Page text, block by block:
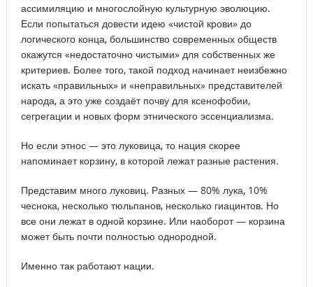
ассимиляцию и многослойную культурную эволюцию.
Если попытаться довести идею «чистой крови» до
логического конца, большинство современных обществ
окажутся «недостаточно чистыми» для собственных же
критериев. Более того, такой подход начинает неизбежно
искать «правильных» и «неправильных» представителей
народа, а это уже создаёт почву для ксенофобии,
сегрегации и новых форм этнического эссенциализма.
Но если этнос — это луковица, то нация скорее
напоминает корзину, в которой лежат разные растения.
Представим много луковиц. Разных — 80% лука, 10%
чеснока, несколько тюльпанов, несколько гиацинтов. Но
все они лежат в одной корзине. Или наоборот — корзина
может быть почти полностью однородной.
Именно так работают нации.